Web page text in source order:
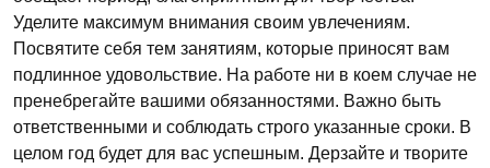
Уделите максимум внимания своим увлечениям.
Посвятите себя тем занятиям, которые приносят вам
подлинное удовольствие. На работе ни в коем случае не
пренебрегайте вашими обязанностями. Важно быть
ответственными и соблюдать строго указанные сроки. В
целом год будет для вас успешным. Дерзайте и творите